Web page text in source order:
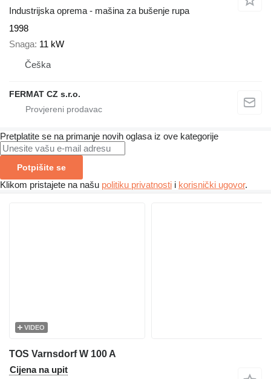
Industrijska oprema - mašina za bušenje rupa
1998
Snaga 11 kW
Češka
FERMAT CZ s.r.o.
Pretplatite se na primanje novih oglasa iz ove kategorije
Potpišite se
Klikom pristajete na našu politiku privatnosti i korisnički ugovor.
VIDEO
TOS Varnsdorf W 100 A
Cijena na upit